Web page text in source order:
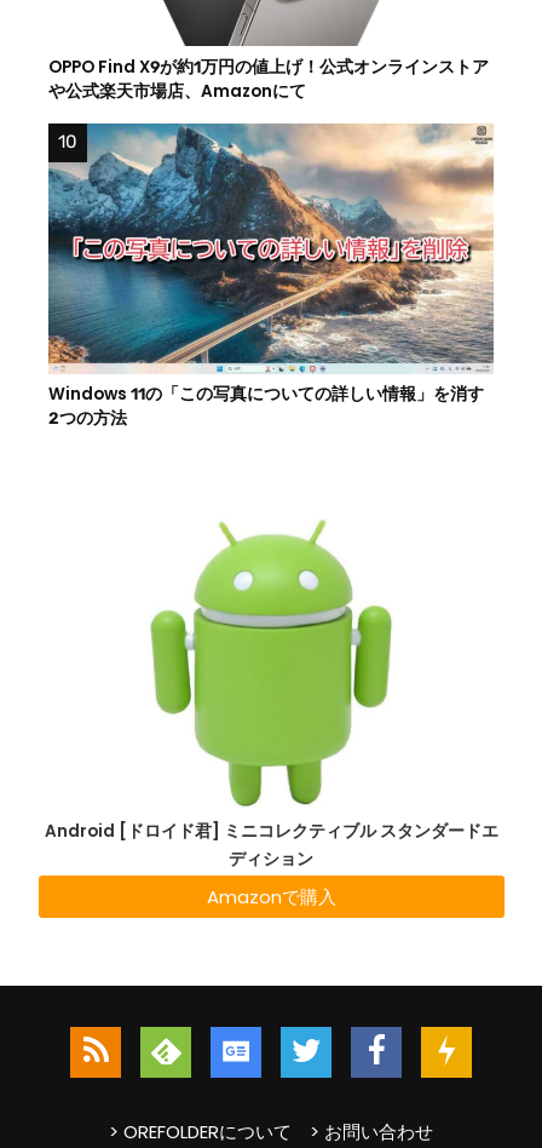
OPPO Find X9が約1万円の値上げ！公式オンラインストア
や公式楽天市場店、Amazonにて
Windows 11の「この写真についての詳しい情報」を消す
2つの方法
Android [ドロイド君] ミニコレクティブル スタンダードエ
ディション
Amazonで購入
> OREFOLDERについて > お問い合わせ